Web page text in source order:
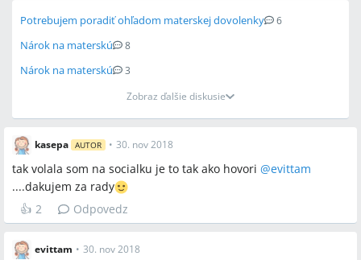
Potrebujem poradiť ohľadom materskej dovolenky 6
Nárok na materskú 8
Nárok na materskú
3
Zobraz ďalšie diskusie
kasepa AUTOR • 30. nov 2018
tak volala som na socialku je to tak ako hovori @evittam
....dakujem za rady
👍 2 Odpovedz
evittam • 30. nov 2018